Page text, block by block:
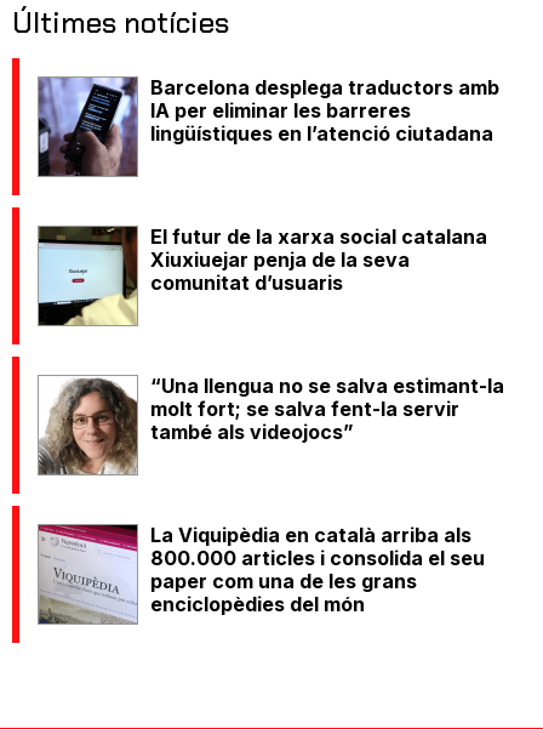
Últimes notícies
Barcelona desplega traductors amb
IA per eliminar les barreres
lingüístiques en l’atenció ciutadana
El futur de la xarxa social catalana
Xiuxiuejar penja de la seva
comunitat d’usuaris
“Una llengua no se salva estimant-la
molt fort; se salva fent-la servir
també als videojocs”
La Viquipèdia en català arriba als
800.000 articles i consolida el seu
paper com una de les grans
enciclopèdies del món